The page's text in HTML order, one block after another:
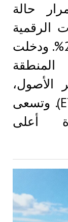
حالة
الرقمية
الأوسع مكاسب تجاوزت 2.62%. ودخلت
الأصول،
بيتكوين (BTC) وإيثيريوم (ETH). وتسعى
أعلى